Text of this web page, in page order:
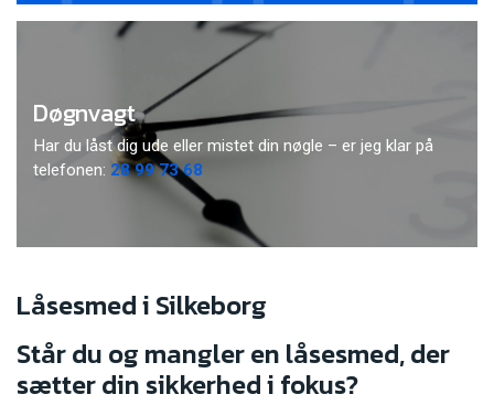
Døgnvagt
Har du låst dig ude eller mistet din nøgle – er jeg klar på
telefonen: 28 99 73 68
Låsesmed i Silkeborg
Står du og mangler en låsesmed, der
sætter din sikkerhed i fokus?